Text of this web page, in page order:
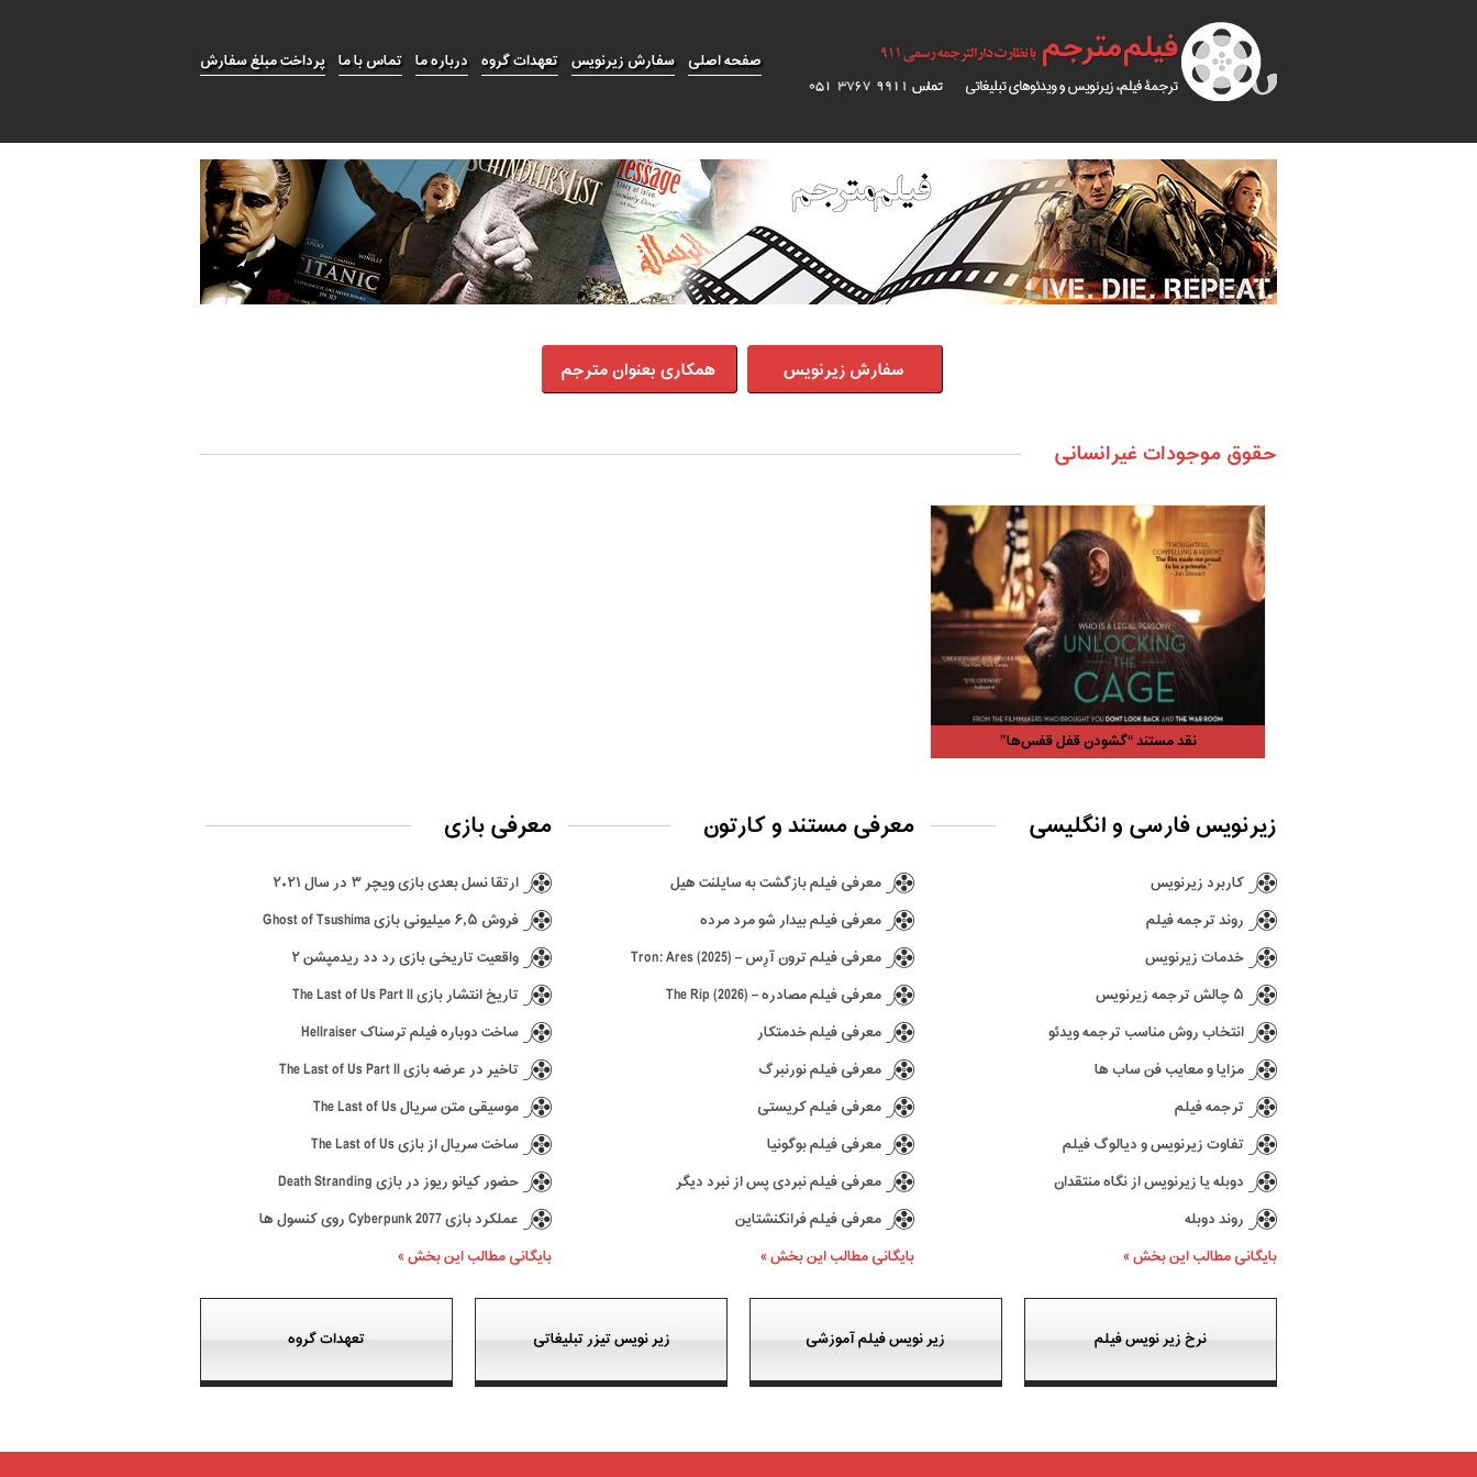
پرداخت مبلغ سفارش تماس با ما درباره ما تعهدات گروه سفارش زیرنویس صفحه اصلی
سفارش زیرنویس همکاری بعنوان مترجم
حقوق موجودات غیرانسانی
نقد مستند “گشودن قفل قفس‌ها”
زیرنویس فارسی و انگلیسی
کاربرد زیرنویس
روند ترجمه فیلم
خدمات زیرنویس
۵ چالش ترجمه زیرنویس
انتخاب روش مناسب ترجمه ویدئو
مزایا و معایب فن ساب ها
ترجمه فیلم
تفاوت زیرنویس و دیالوگ فیلم
دوبله یا زیرنویس از نگاه منتقدان
روند دوبله
بایگانی مطالب این بخش »
معرفی مستند و کارتون
معرفی فیلم بازگشت به سایلنت هیل
معرفی فیلم بیدار شو مرد مرده
معرفی فیلم ترون آرِس – Tron: Ares (2025)
معرفی فیلم مصادره – The Rip (2026)
معرفی فیلم خدمتکار
معرفی فیلم نورنبرگ
معرفی فیلم کریستی
معرفی فیلم بوگونیا
معرفی فیلم نبردی پس از نبرد دیگر
معرفی فیلم فرانکنشتاین
بایگانی مطالب این بخش »
معرفی بازی
ارتقا نسل بعدی بازی ویچر ۳ در سال ۲۰۲۱
فروش ۶٫۵ میلیونی بازی Ghost of Tsushima
واقعیت تاریخی بازی رد دد ریدمپشن ۲
تاریخ انتشار بازی The Last of Us Part II
ساخت دوباره فیلم ترسناک Hellraiser
تاخیر در عرضه بازی The Last of Us Part II
موسیقی متن سریال The Last of Us
ساخت سریال از بازی The Last of Us
حضور کیانو ریوز در بازی Death Stranding
عملکرد بازی Cyberpunk 2077 روی کنسول ها
بایگانی مطالب این بخش »
نرخ زیر نویس فیلم زیر نویس فیلم آموزشی زیر نویس تیزر تبلیغاتی تعهدات گروه